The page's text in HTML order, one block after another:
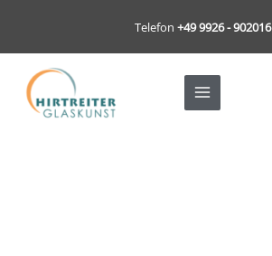
springen
Telefon +49 9926 - 902016